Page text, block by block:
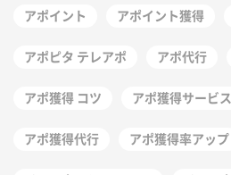
アポイント アポイント獲得
アポピタ テレアポ アポ代行
アポ獲得 コツ アポ獲得サービス
アポ獲得代行 アポ獲得率アップ